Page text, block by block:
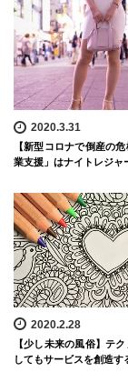
2020.3.31
【新型コロナで倒産の
業支援」はナイトレジ
2020.2.28
【少し未来の風俗】テ
してもサービスを創造